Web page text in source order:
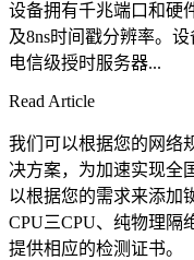
设备拥有千兆端口和硬
及8ns时间戳分辨率。
电信级授时服务器...
Read Article
我们可以根据您的网络
决方案，为加速实现全
以根据您的需求来添加
CPU三CPU、纯物理隔
提供相应的检测证书。